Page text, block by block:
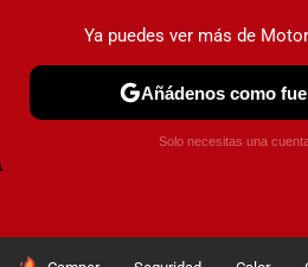
CAMBIO DE ACEITE
Ya puedes ver más de
Añádenos como
Solo necesitas una